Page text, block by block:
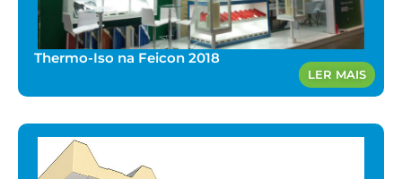
Thermo-Iso na Feicon 2018
LER MAIS